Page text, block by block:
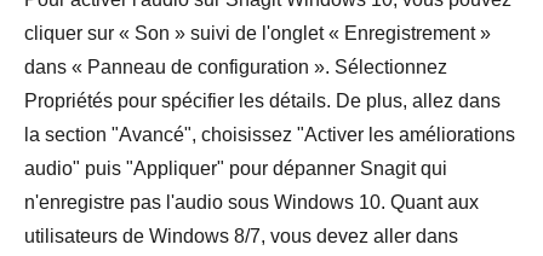
Étape 3.
cliquer sur « Son » suivi de l'onglet « Enregistrement »
dans « Panneau de configuration ». Sélectionnez
Propriétés pour spécifier les détails. De plus, allez dans
la section "Avancé", choisissez "Activer les améliorations
audio" puis "Appliquer" pour dépanner Snagit qui
n'enregistre pas l'audio sous Windows 10. Quant aux
utilisateurs de Windows 8/7, vous devez aller dans